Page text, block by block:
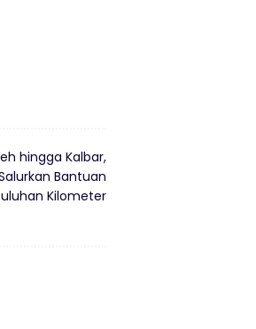
hingga Kalbar,
Bantuan
Kilometer